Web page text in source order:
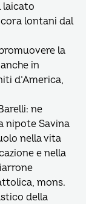
laicato
lontani dal
la
in
d’America,
ne
nipote Savina
nella vita
e nella
mons.
della